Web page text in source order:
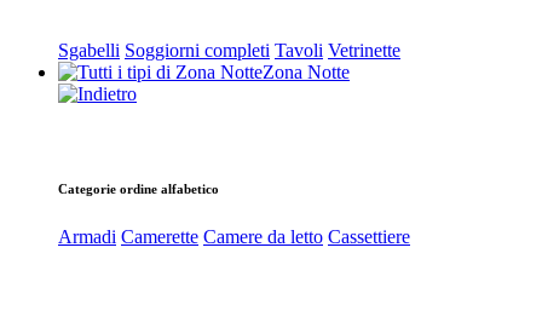
Sgabelli Soggiorni completi Tavoli Vetrinette
Zona Notte
Categorie ordine alfabetico
Armadi Camerette Camere da letto Cassettiere